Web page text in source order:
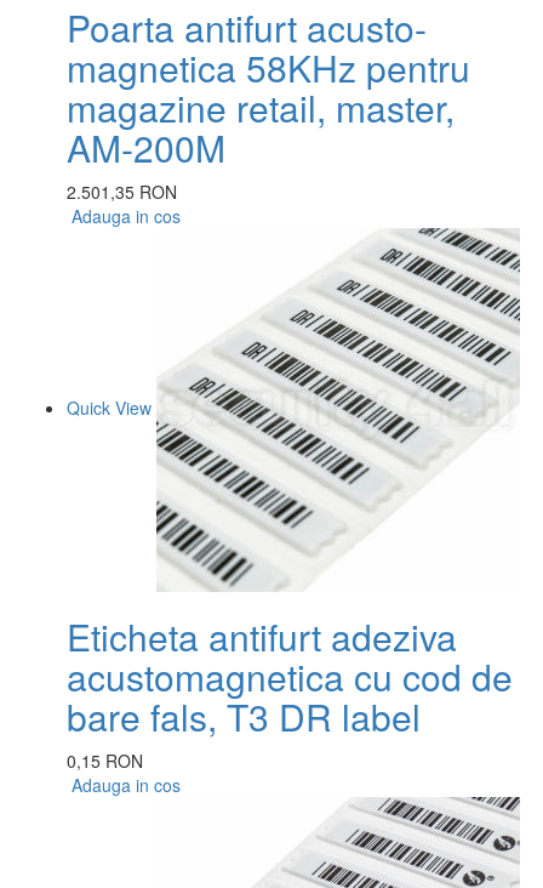
Poarta antifurt acusto-
magnetica 58KHz pentru
magazine retail, master,
AM-200M
2.501,35 RON
Adauga in cos
Quick View
Eticheta antifurt adeziva
acustomagnetica cu cod de
bare fals, T3 DR label
0,15 RON
Adauga in cos